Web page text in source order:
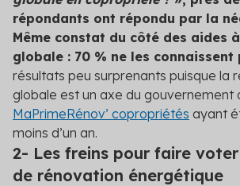
répondants ont répondu par la
Même constat du côté des aides
globale : 70 % ne les connaissent
résultats peu surprenants puisque la
globale est un axe du gouvernement
MaPrimeRénov’ copropriétés ayant
moins d’un an.
2- Les freins pour faire
de rénovation énergétique